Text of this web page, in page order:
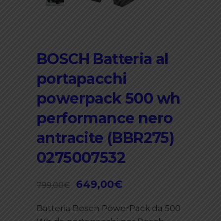
BOSCH Batteria al
portapacchi
powerpack 500 wh
performance nero
antracite (BBR275)
0275007532
799,00€
Il
originale
649,00€
attuale
Batteria Bosch PowerPack da 500